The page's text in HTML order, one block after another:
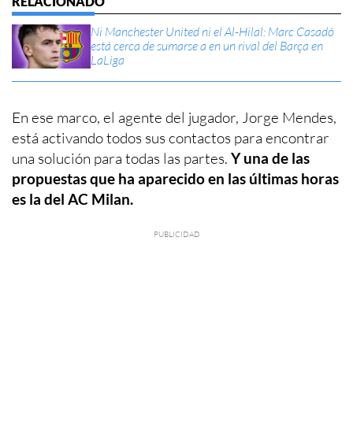
Ni Manchester United ni el Al-Hilal: Marc Casadó
está cerca de sumarse a en un rival del Barça en
LaLiga
En ese marco, el agente del jugador, Jorge Mendes,
está activando todos sus contactos para encontrar
una solución para todas las partes. Y una de las
propuestas que ha aparecido en las últimas horas
es la del AC Milan.